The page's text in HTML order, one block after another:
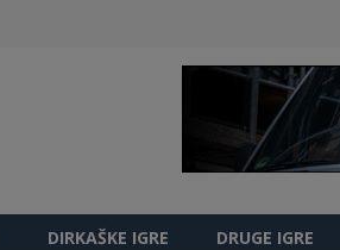
DIRKAŠKE IGRE DRUGE IGRE